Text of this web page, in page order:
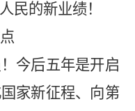
民的新业绩！
今后五年是开启
家新征程、向第